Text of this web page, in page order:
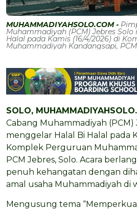
MUHAMMADIYAHSOLO.COM -
Muhammadiyah (PCM) Jebres
Halal pada Kamis (16/4/2026) di
Muhammadiyah Kandangsapi,
SOLO,
Cabang Muhammadiyah (PCM)
menggelar Halal Bi Halal pada
Komplek Perguruan
PCM Jebres, Solo. Acara
penuh kehangatan dengan
amal usaha Muhammadiyah di
Mengusung tema